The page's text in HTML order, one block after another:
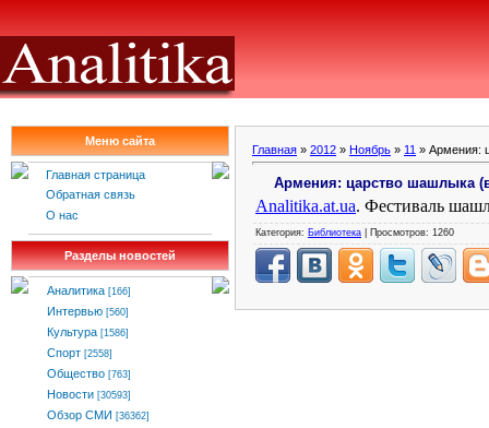
Меню сайта
Главная страница
Обратная связь
О нас
Разделы новостей
Аналитика [166]
Интервью [560]
Культура [1586]
Спорт [2558]
Общество [763]
Новости [30593]
Обзор СМИ [36362]
Главная » 2012 » Ноябрь » 11 » Армения:
Армения: царство шашлыка
Analitika.at.ua. Фестиваль
Категория: Библиотека | Просмотров: 1260